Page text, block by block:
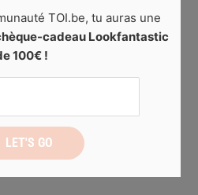
qui nous font de l’oeil.
but you canpost a comment
NEXT →
TOI.be, tu auras une
cadeau Lookfantastic
100€ !